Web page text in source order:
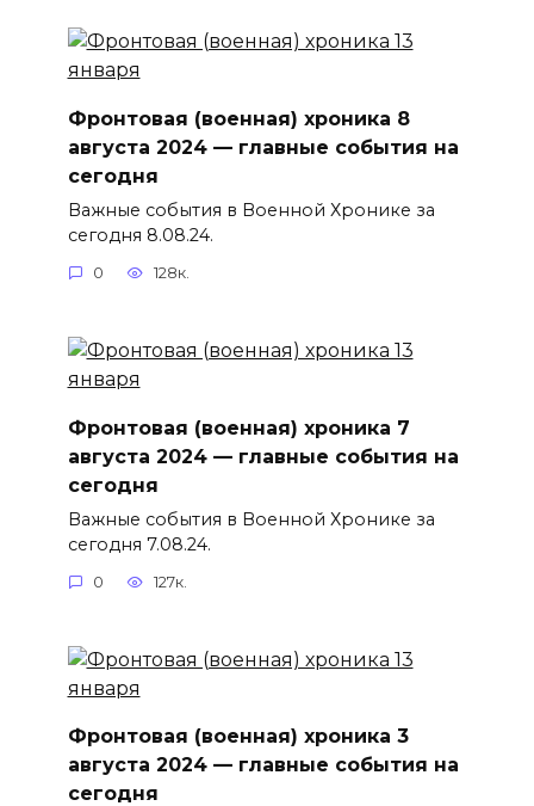
Фронтовая (военная) хроника 8
августа 2024 — главные события на
сегодня
Важные события в Военной Хронике за
сегодня 8.08.24.
0 128к.
Фронтовая (военная) хроника 7
августа 2024 — главные события на
сегодня
Важные события в Военной Хронике за
сегодня 7.08.24.
0 127к.
Фронтовая (военная) хроника 3
августа 2024 — главные события на
сегодня